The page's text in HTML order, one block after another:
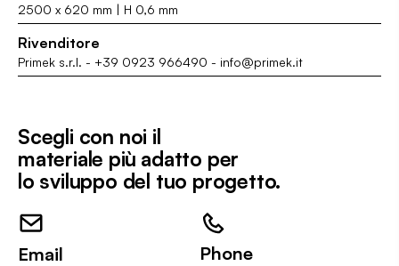
2500 x 620 mm | H 0,6 mm
Rivenditore
Primek s.r.l. - +39 0923 966490 - info@primek.it
Scegli con noi il
materiale più adatto per
lo sviluppo del tuo progetto.
Email Phone